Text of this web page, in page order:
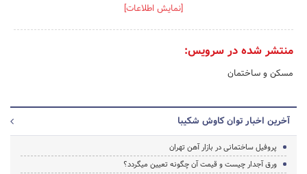
[نمایش اطلاعات]
منتشر شده در سرویس:
مسکن و ساختمان
آخرین اخبار توان کاوش شکیبا
پروفیل ساختمانی در بازار آهن تهران
ورق آجدار چیست و قیمت آن چگونه تعیین میگردد؟